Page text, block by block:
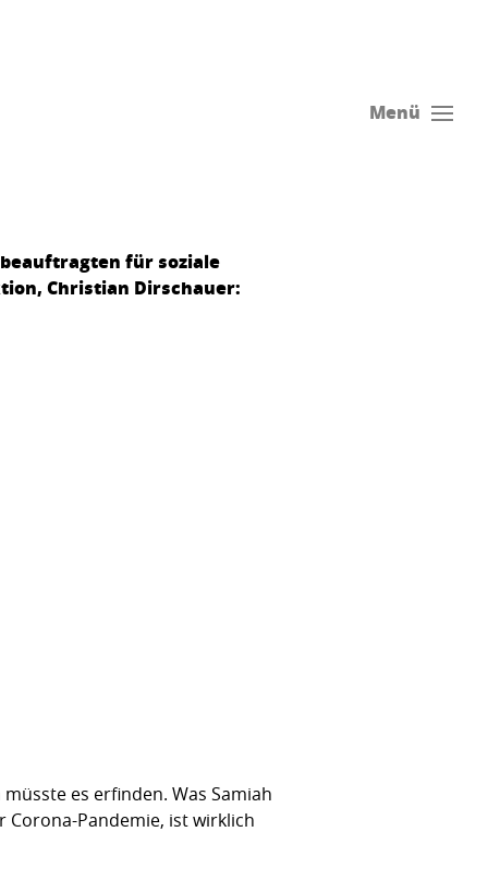
Menü
für soziale
Christian Dirschauer:
es erfinden. Was Samiah
Pandemie, ist wirklich